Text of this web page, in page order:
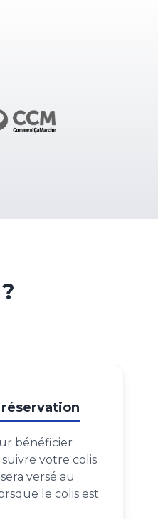
bénéficier
votre colis.
versé au
le colis est